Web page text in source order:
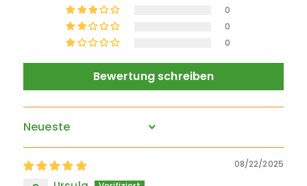
0
0
0
Bewertung schreiben
Sort by
08/22/2025